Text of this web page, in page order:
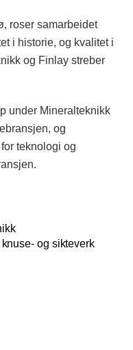
roser samarbeidet
i historie, og kvalitet i
og Finlay streber
under Mineralteknikk
og
teknologi og
og sikteverk